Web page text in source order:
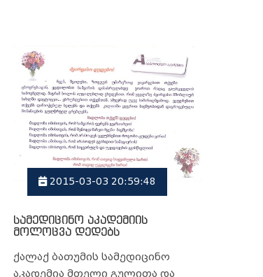
2015-03-03 20:59:48
სამედიცინო აკადემიის
მოლოცვა დედებს
ქალაქ ბათუმის სამედიცინო
აკადემია მთელი გულითა და